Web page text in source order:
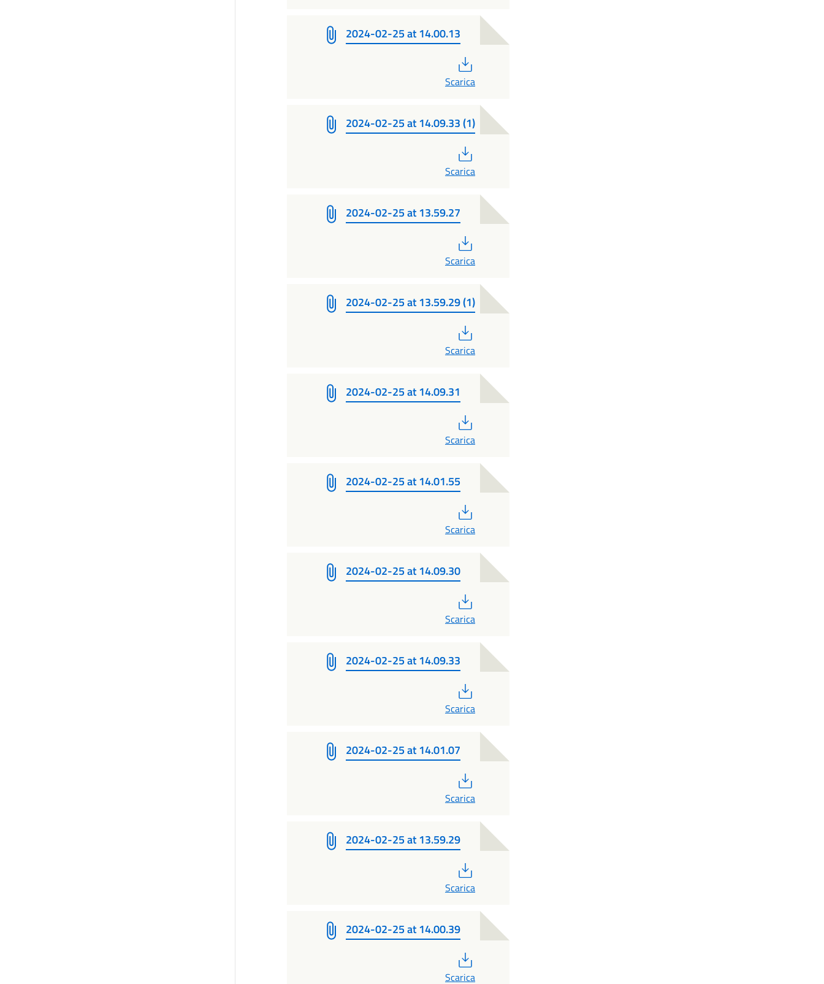
2024-02-25 at 14.00.13
Scarica
2024-02-25 at 14.09.33 (1)
Scarica
2024-02-25 at 13.59.27
Scarica
2024-02-25 at 13.59.29 (1)
Scarica
2024-02-25 at 14.09.31
Scarica
2024-02-25 at 14.01.55
Scarica
2024-02-25 at 14.09.30
Scarica
2024-02-25 at 14.09.33
Scarica
2024-02-25 at 14.01.07
Scarica
2024-02-25 at 13.59.29
Scarica
2024-02-25 at 14.00.39
Scarica